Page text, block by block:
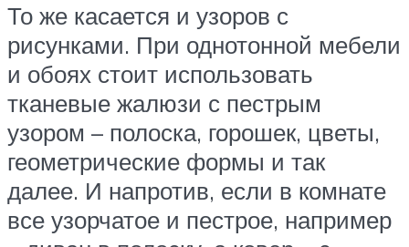
То же касается и узоров с
рисунками. При однотонной мебели
и обоях стоит использовать
тканевые жалюзи с пестрым
узором – полоска, горошек, цветы,
геометрические формы и так
далее. И напротив, если в комнате
все узорчатое и пестрое, например